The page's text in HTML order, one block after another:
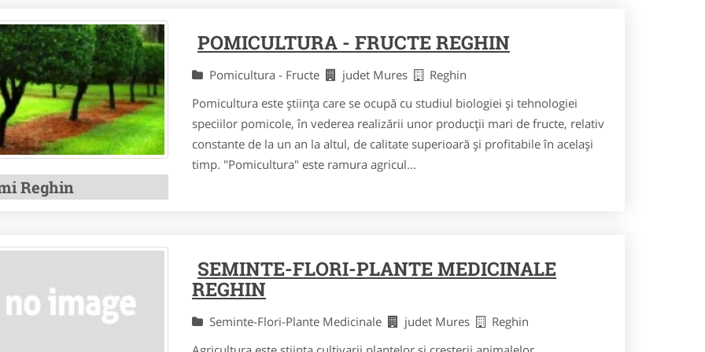
Reghin
POMICULTURA - FRUCTE REGHIN
Pomicultura - Fructe judet Mures
Reghin
Pomicultura este știința care se ocupă cu studiul biologiei și tehnologiei
speciilor pomicole, în vederea realizării unor producții mari de fructe, relativ
constante de la un an la altul, de calitate superioară și profitabile în același
timp. "Pomicultura" este ramura agricul...
SEMINTE-FLORI-PLANTE MEDICINALE
REGHIN
Seminte-Flori-Plante Medicinale judet Mures
Reghin